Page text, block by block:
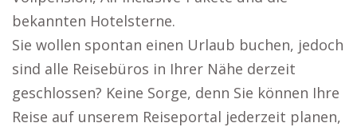
bekannten Hotelsterne.
Sie wollen spontan einen Urlaub buchen, jedoch
sind alle Reisebüros in Ihrer Nähe derzeit
geschlossen? Keine Sorge, denn Sie können Ihre
Reise auf unserem Reiseportal jederzeit planen,